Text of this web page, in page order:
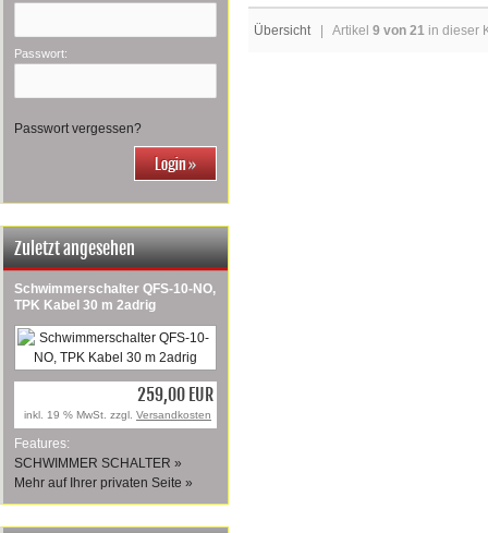
Passwort:
Passwort vergessen?
Zuletzt angesehen
Schwimmerschalter QFS-10-NO,
TPK Kabel 30 m 2adrig
259,00 EUR
inkl. 19 % MwSt. zzgl. Versandkosten
Features:
SCHWIMMER SCHALTER »
Mehr auf Ihrer privaten Seite »
Übersicht| Artikel 9 von 21 in dieser